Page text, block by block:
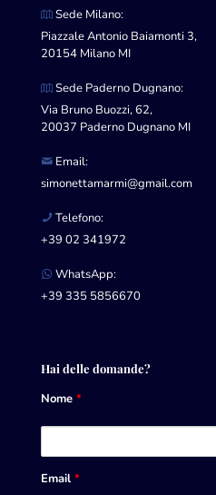
Sede Milano:
Piazzale Antonio Baiamonti 3,
20154 Milano MI
Sede Paderno Dugnano:
Via Bruno Buozzi, 62,
20037 Paderno Dugnano MI
Email:
simonettamarmi@gmail.com
Telefono:
+39 02 341972
WhatsApp:
+39 335 5856670
Hai delle domande?
Nome *
Email *